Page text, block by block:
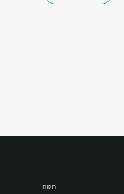
חנות